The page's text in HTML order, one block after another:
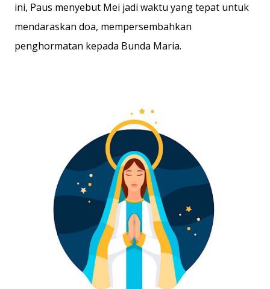
ini, Paus menyebut Mei jadi waktu yang tepat untuk
mendaraskan doa, mempersembahkan
penghormatan kepada Bunda Maria.